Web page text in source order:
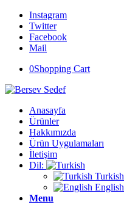
Instagram
Twitter
Facebook
Mail
0Shopping Cart
Anasayfa
Ürünler
Hakkımızda
Ürün Uygulamaları
İletişim
Dil:
Turkish
English
Menu